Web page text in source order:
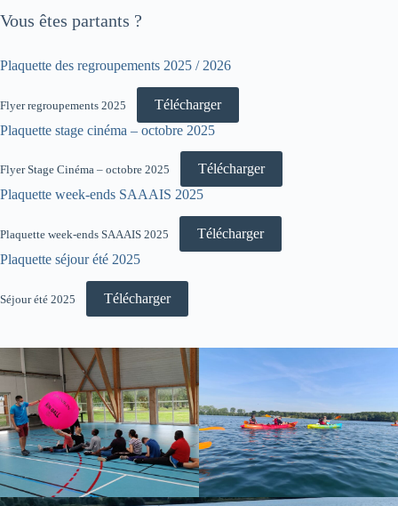
Vous êtes partants ?
Plaquette des regroupements 2025 / 2026
Flyer regroupements 2025
Télécharger
Plaquette stage cinéma – octobre 2025
Flyer Stage Cinéma – octobre 2025
Télécharger
Plaquette week-ends SAAAIS 2025
Plaquette week-ends SAAAIS 2025
Télécharger
Plaquette séjour été 2025
Séjour été 2025 Télécharger